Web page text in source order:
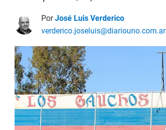
PorJosé Luis Verderico
verderico.joseluis@diariouno.com.ar